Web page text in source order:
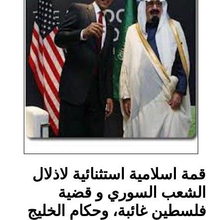
قمة اسلامية استثنائية لاذلال
الشعب السوري و قضية
فلسطين غائبة، وحكام الخليج